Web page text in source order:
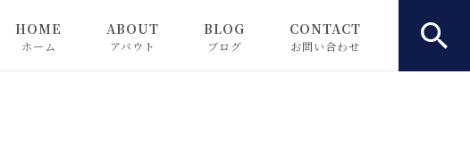
HOME
ホーム
ABOUT
アバウト
BLOG
ブログ
CONTACT
お問い合わせ